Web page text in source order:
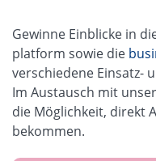
Gewinne Einblicke in
platform sowie die
verschiedene Einsatz-
Im Austausch mit
die Möglichkeit, direkt
bekommen.